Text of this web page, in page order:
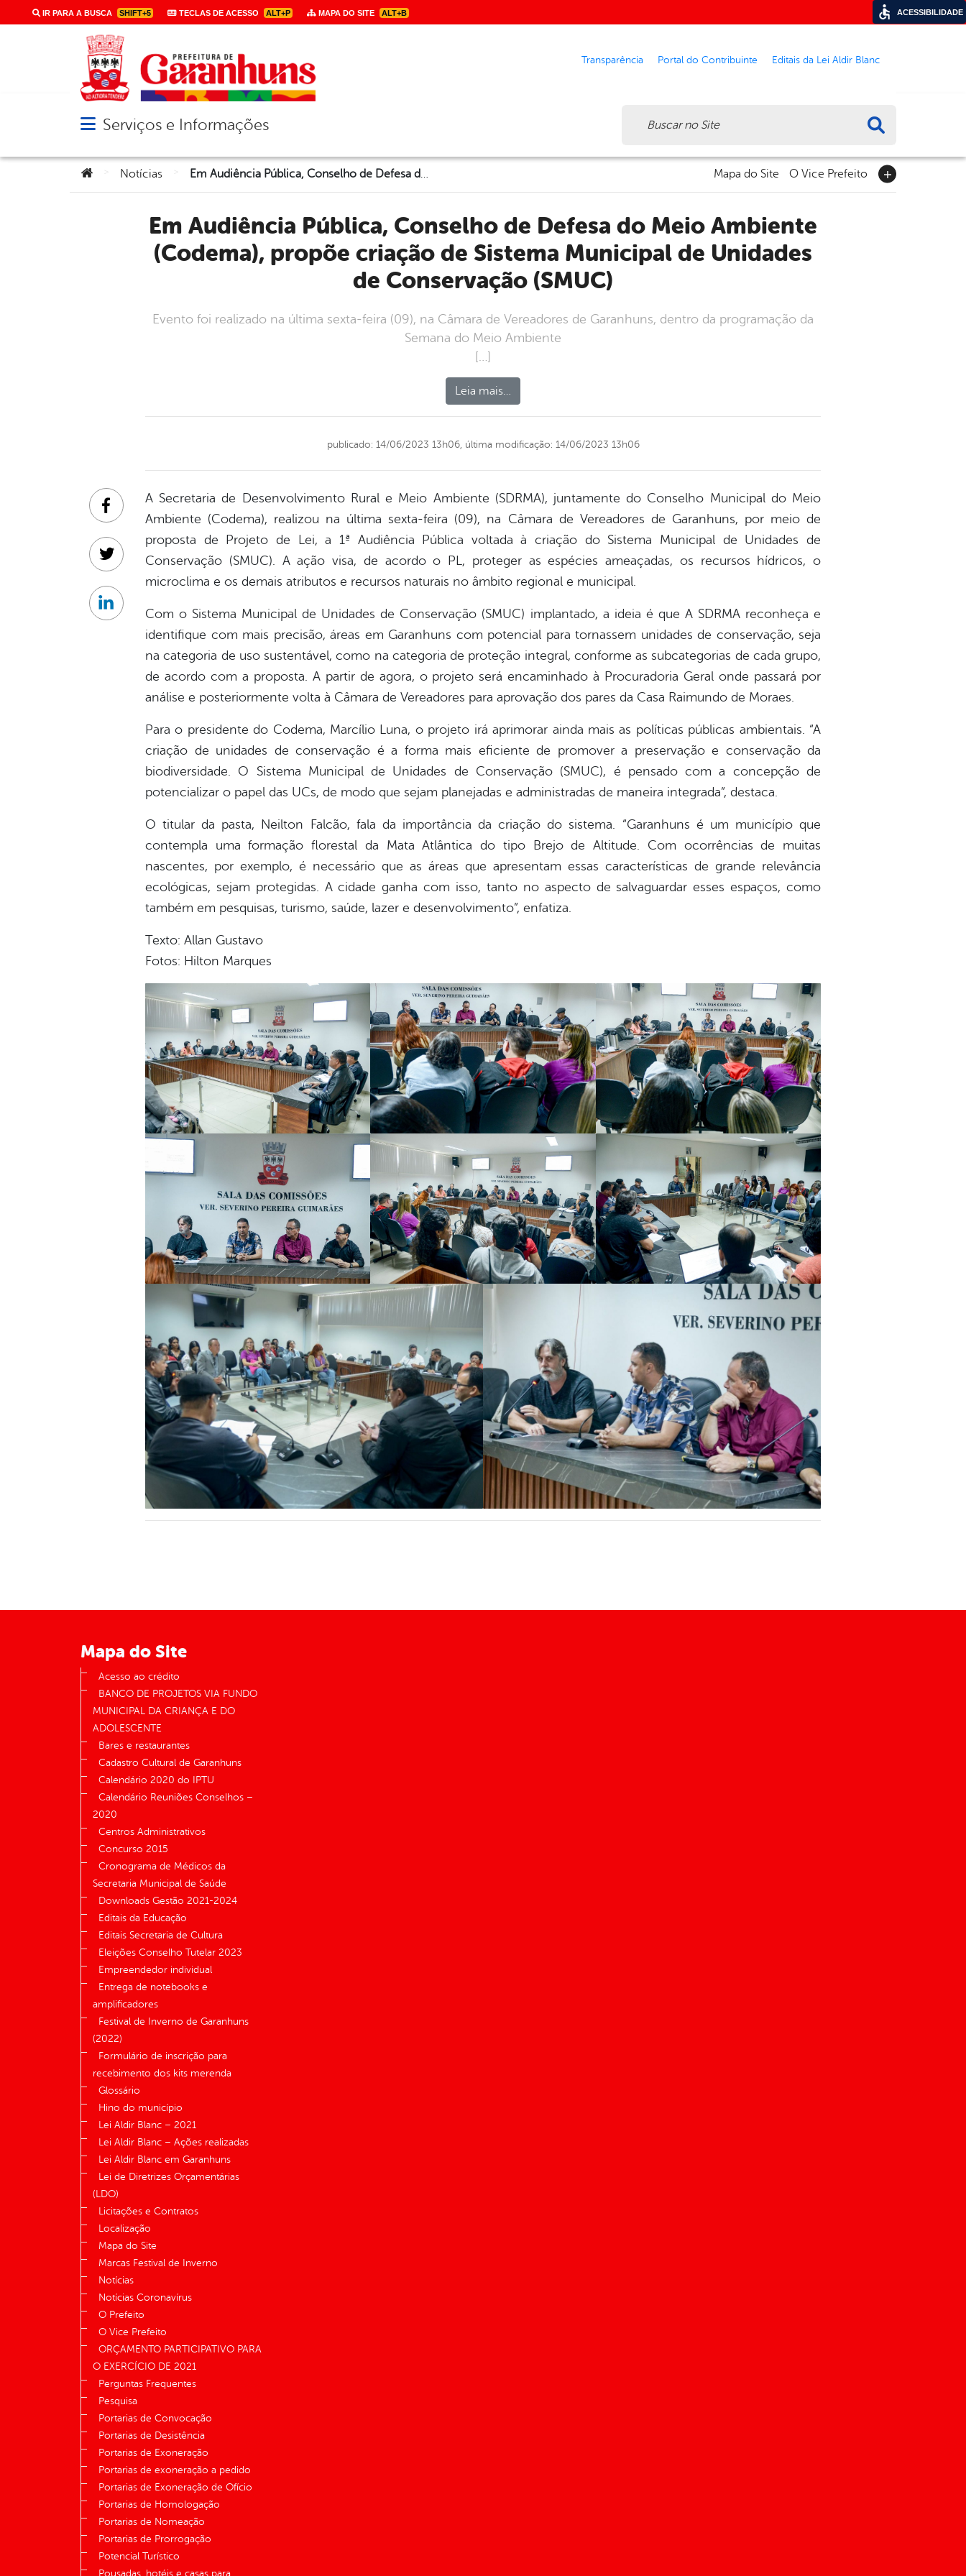
IR PARA A BUSCA SHIFT+5 TECLAS DE ACESSO ALT+P MAPA DO SITE ALT+B
Transparência Portal do Contribuinte Editais da Lei Aldir Blanc
Abrir menu principal de navegação
Serviços e Informações
Você está aqui:
Notícias Em Audiência Pública, Conselho de Defesa do Meio Ambiente (Codema), propõe criação de Sistema Municipal de Unidades de Conservação (SMUC) Mapa do Site O Vice Prefeito
Em Audiência Pública, Conselho de Defesa do Meio Ambiente
(Codema), propõe criação de Sistema Municipal de Unidades
de Conservação (SMUC)
Evento foi realizado na última sexta-feira (09), na Câmara de Vereadores de Garanhuns, dentro da programação da
Semana do Meio Ambiente
[…]
Leia mais…
publicado: 14/06/2023 13h06, última modificação: 14/06/2023 13h06
A Secretaria de Desenvolvimento Rural e Meio Ambiente (SDRMA), juntamente do Conselho Municipal do Meio
Ambiente (Codema), realizou na última sexta-feira (09), na Câmara de Vereadores de Garanhuns, por meio de
proposta de Projeto de Lei, a 1ª Audiência Pública voltada à criação do Sistema Municipal de Unidades de
Conservação (SMUC). A ação visa, de acordo o PL, proteger as espécies ameaçadas, os recursos hídricos, o
microclima e os demais atributos e recursos naturais no âmbito regional e municipal.
Com o Sistema Municipal de Unidades de Conservação (SMUC) implantado, a ideia é que A SDRMA reconheça e
identifique com mais precisão, áreas em Garanhuns com potencial para tornassem unidades de conservação, seja
na categoria de uso sustentável, como na categoria de proteção integral, conforme as subcategorias de cada grupo,
de acordo com a proposta. A partir de agora, o projeto será encaminhado à Procuradoria Geral onde passará por
análise e posteriormente volta à Câmara de Vereadores para aprovação dos pares da Casa Raimundo de Moraes.
Para o presidente do Codema, Marcílio Luna, o projeto irá aprimorar ainda mais as políticas públicas ambientais. “A
criação de unidades de conservação é a forma mais eficiente de promover a preservação e conservação da
biodiversidade. O Sistema Municipal de Unidades de Conservação (SMUC), é pensado com a concepção de
potencializar o papel das UCs, de modo que sejam planejadas e administradas de maneira integrada”, destaca.
O titular da pasta, Neilton Falcão, fala da importância da criação do sistema. “Garanhuns é um município que
contempla uma formação florestal da Mata Atlântica do tipo Brejo de Altitude. Com ocorrências de muitas
nascentes, por exemplo, é necessário que as áreas que apresentam essas características de grande relevância
ecológicas, sejam protegidas. A cidade ganha com isso, tanto no aspecto de salvaguardar esses espaços, como
também em pesquisas, turismo, saúde, lazer e desenvolvimento”, enfatiza.
Texto: Allan Gustavo
Fotos: Hilton Marques
Facebook
Twitter
Linkedin
Mapa do Site
Acesso ao crédito
BANCO DE PROJETOS VIA FUNDO
MUNICIPAL DA CRIANÇA E DO
ADOLESCENTE
Bares e restaurantes
Cadastro Cultural de Garanhuns
Calendário 2020 do IPTU
Calendário Reuniões Conselhos –
2020
Centros Administrativos
Concurso 2015
Cronograma de Médicos da
Secretaria Municipal de Saúde
Downloads Gestão 2021-2024
Editais da Educação
Editais Secretaria de Cultura
Eleições Conselho Tutelar 2023
Empreendedor individual
Entrega de notebooks e
amplificadores
Festival de Inverno de Garanhuns
(2022)
Formulário de inscrição para
recebimento dos kits merenda
Glossário
Hino do município
Lei Aldir Blanc – 2021
Lei Aldir Blanc – Ações realizadas
Lei Aldir Blanc em Garanhuns
Lei de Diretrizes Orçamentárias
(LDO)
Licitações e Contratos
Localização
Mapa do Site
Marcas Festival de Inverno
Notícias
Notícias Coronavírus
O Prefeito
O Vice Prefeito
ORÇAMENTO PARTICIPATIVO PARA
O EXERCÍCIO DE 2021
Perguntas Frequentes
Pesquisa
Portarias de Convocação
Portarias de Desistência
Portarias de Exoneração
Portarias de exoneração a pedido
Portarias de Exoneração de Ofício
Portarias de Homologação
Portarias de Nomeação
Portarias de Prorrogação
Potencial Turístico
Pousadas, hotéis e casas para
ACESSIBILIDADE